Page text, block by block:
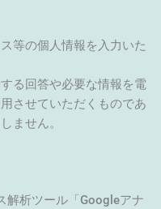
等の個人情報を入力いた
る回答や必要な情報を電
させていただくものであ
ません。
解析ツール「Googleアナ